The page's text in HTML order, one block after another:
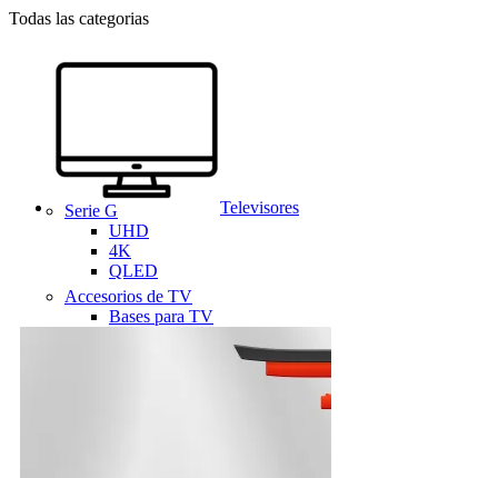
Todas las categorias
Televisores
Serie G
UHD
4K
QLED
Accesorios de TV
Bases para TV